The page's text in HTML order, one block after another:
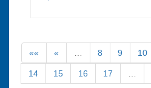
«« « 8 9 10
14 15 16 17